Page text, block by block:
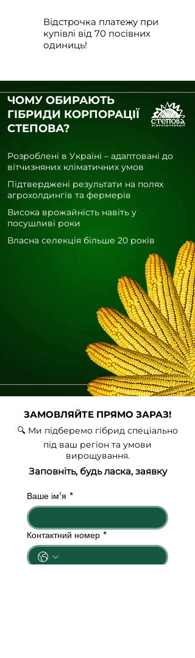
Відстрочка платежу при
купівлі від 70 посівних
одиниць!
ЧОМУ ОБИРАЮТЬ
ГІБРИДИ КОРПОРАЦІЇ
СТЕПОВА?
Розроблені в Україні – адаптовані до
вітчизняних кліматичних умов
Підтверджені результати на полях
агрохолдингів та фермерів
Висока врожайність навіть у
посушливі роки
Власна селекція більше 20 років
ЗАМОВЛЯЙТЕ ПРЯМО ЗАРАЗ!
🔍 Ми підберемо гібрид спеціально
під ваш регіон та умови
вирощування.
Заповніть, будь ласка, заявку
Ваше ім'я *
Контактний номер *